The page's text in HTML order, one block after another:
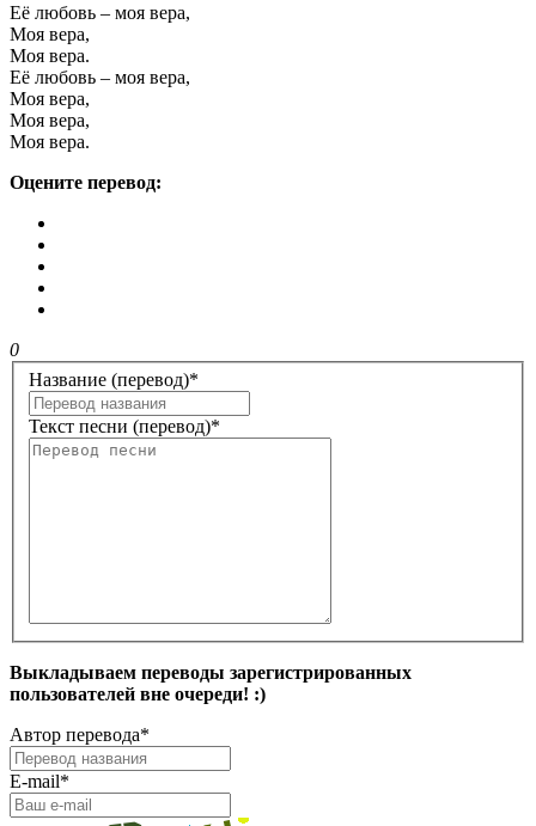
Её любовь – моя вера,
Моя вера,
Моя вера.
Её любовь – моя вера,
Моя вера,
Моя вера,
Моя вера.
Оцените перевод:
0
Название (перевод)*
Текст песни (перевод)*
Выкладываем переводы зарегистрированных
пользователей вне очереди! :)
Автор перевода*
E-mail*